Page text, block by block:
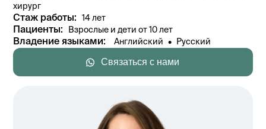
хирург
Стаж работы: 14 лет
Пациенты: Взрослые и дети от 10 лет
Владение языками: Английский • Русский
Связаться с нами